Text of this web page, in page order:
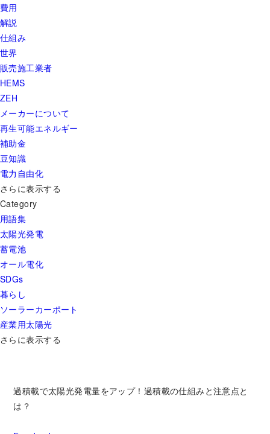
費用
解説
仕組み
世界
販売施工業者
HEMS
ZEH
メーカーについて
再生可能エネルギー
補助金
豆知識
電力自由化
さらに表示する
Category
用語集
太陽光発電
蓄電池
オール電化
SDGs
暮らし
ソーラーカーポート
産業用太陽光
さらに表示する
過積載で太陽光発電量をアップ！過積載の仕組みと注意点と
は？